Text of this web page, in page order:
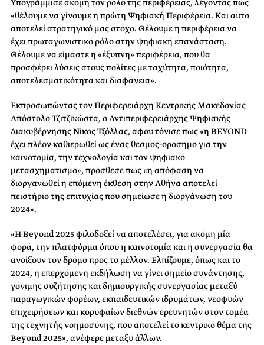
Υπογράμμισε ακόμη τον ρόλο της περιφέρειας, λέγοντας πως
«θέλουμε να γίνουμε η πρώτη Ψηφιακή Περιφέρεια. Και αυτό
αποτελεί στρατηγικό μας στόχο. Θέλουμε η περιφέρεια να
έχει πρωταγωνιστικό ρόλο στην ψηφιακή επανάσταση.
Θέλουμε να είμαστε η «έξυπνη» περιφέρεια, που θα
προσφέρει λύσεις στους πολίτες με ταχύτητα, ποιότητα,
αποτελεσματικότητα και διαφάνεια».
Εκπροσωπώντας τον Περιφερειάρχη Κεντρικής Μακεδονίας
Απόστολο Τζιτζικώστα, ο Αντιπεριφερειάρχης Ψηφιακής
Διακυβέρνησης Νίκος Τζόλλας, αφού τόνισε πως «η BEYOND
έχει πλέον καθιερωθεί ως ένας θεσμός-ορόσημο για την
καινοτομία, την τεχνολογία και τον ψηφιακό
μετασχηματισμό», πρόσθεσε πως «η απόφαση να
διοργανωθεί η επόμενη έκθεση στην Αθήνα αποτελεί
πειστήριο της επιτυχίας που σημείωσε η διοργάνωση του
2024».
«Η Beyond 2025 φιλοδοξεί να αποτελέσει, για ακόμη μία
φορά, την πλατφόρμα όπου η καινοτομία και η συνεργασία θα
ανοίξουν τον δρόμο προς το μέλλον. Ελπίζουμε, όπως και το
2024, η επερχόμενη εκδήλωση να γίνει σημείο συνάντησης,
γόνιμης συζήτησης και δημιουργικής συνεργασίας μεταξύ
παραγωγικών φορέων, εκπαιδευτικών ιδρυμάτων, νεοφυών
επιχειρήσεων και κορυφαίων διεθνών ερευνητών στον τομέα
της τεχνητής νοημοσύνης, που αποτελεί το κεντρικό θέμα της
Beyond 2025», ανέφερε μεταξύ άλλων.